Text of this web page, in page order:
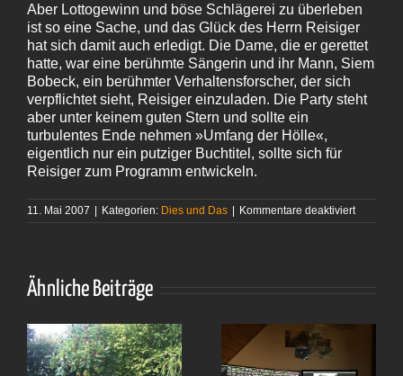
Aber Lottogewinn und böse Schlägerei zu überleben
ist so eine Sache, und das Glück des Herrn Reisiger
hat sich damit auch erledigt. Die Dame, die er gerettet
hatte, war eine berühmte Sängerin und ihr Mann, Siem
Bobeck, ein berühmter Verhaltensforscher, der sich
verpflichtet sieht, Reisiger einzuladen. Die Party steht
aber unter keinem guten Stern und sollte ein
turbulentes Ende nehmen »Umfang der Hölle«,
eigentlich nur ein putziger Buchtitel, sollte sich für
Reisiger zum Programm entwickeln.
11. Mai 2007 | Kategorien: Dies und Das | Kommentare deaktiviertfür
Ähnliche Beiträge